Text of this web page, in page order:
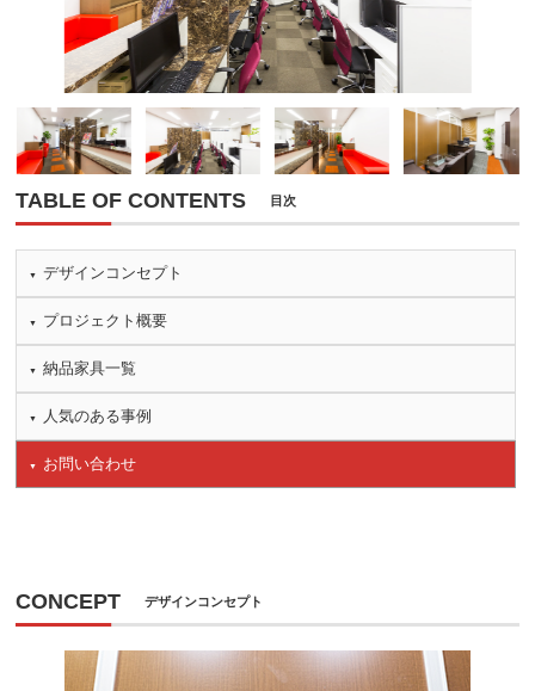
TABLE OF CONTENTS 目次
デザインコンセプト
プロジェクト概要
納品家具一覧
人気のある事例
お問い合わせ
CONCEPT デザインコンセプト